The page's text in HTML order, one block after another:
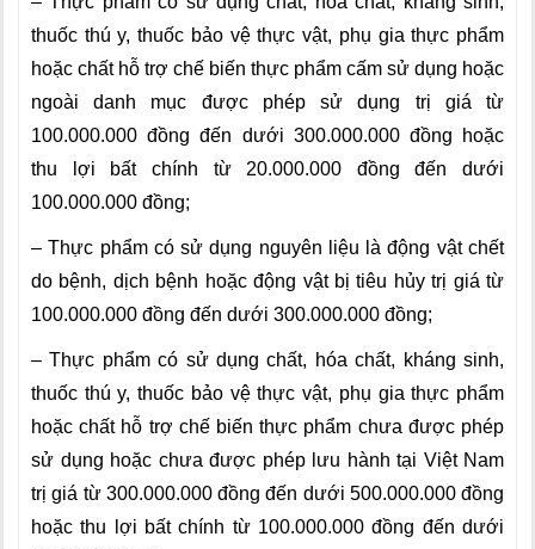
thuốc thú y, thuốc bảo vệ thực vật, phụ gia thực phẩm
hoặc chất hỗ trợ chế biến thực phẩm cấm sử dụng hoặc
ngoài danh mục được phép sử dụng trị giá từ
100.000.000 đồng đến dưới 300.000.000 đồng hoặc
thu lợi bất chính từ 20.000.000 đồng đến dưới
100.000.000 đồng;
– Thực phẩm có sử dụng nguyên liệu là động vật chết
do bệnh, dịch bệnh hoặc động vật bị tiêu hủy trị giá từ
100.000.000 đồng đến dưới 300.000.000 đồng;
– Thực phẩm có sử dụng chất, hóa chất, kháng sinh,
thuốc thú y, thuốc bảo vệ thực vật, phụ gia thực phẩm
hoặc chất hỗ trợ chế biến thực phẩm chưa được phép
sử dụng hoặc chưa được phép lưu hành tại Việt Nam
trị giá từ 300.000.000 đồng đến dưới 500.000.000 đồng
hoặc thu lợi bất chính từ 100.000.000 đồng đến dưới